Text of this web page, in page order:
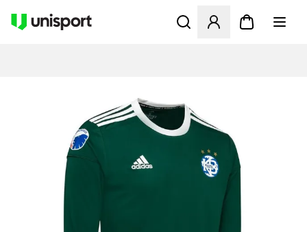
Öffnet ein Fenster zum